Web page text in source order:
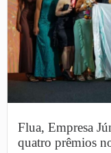
Flua, Empresa
quatro prêmios